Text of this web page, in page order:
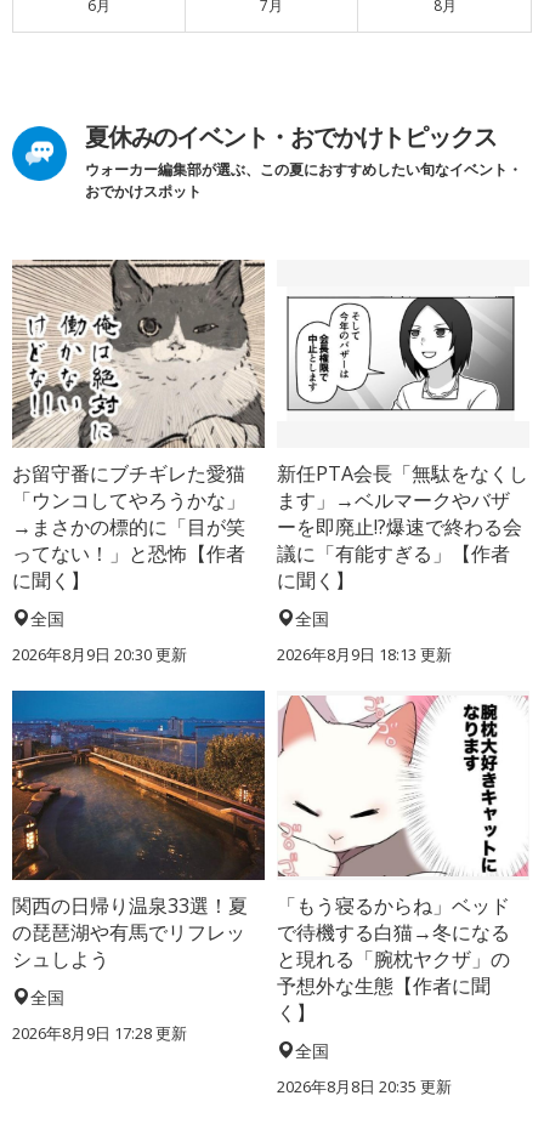
6月 7月 8月
夏休みのイベント・おでかけトピックス
ウォーカー編集部が選ぶ、この夏におすすめしたい旬なイベント・
おでかけスポット
お留守番にブチギレた愛猫
「ウンコしてやろうかな」
→まさかの標的に「目が笑
ってない！」と恐怖【作者
に聞く】
全国
2026年8月9日 20:30更新
新任PTA会長「無駄をなくし
ます」→ベルマークやバザ
ーを即廃止!?爆速で終わる会
議に「有能すぎる」【作者
に聞く】
全国
2026年8月9日 18:13 更新
関西の日帰り温泉33選！夏
の琵琶湖や有馬でリフレッ
シュしよう
全国
2026年8月9日 17:28更新
「もう寝るからね」ベッド
で待機する白猫→冬になる
と現れる「腕枕ヤクザ」の
予想外な生態【作者に聞
く】
全国
2026年8月8日 20:35 更新